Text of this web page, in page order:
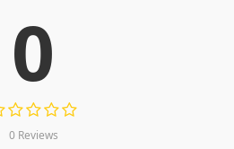
0
0 Reviews